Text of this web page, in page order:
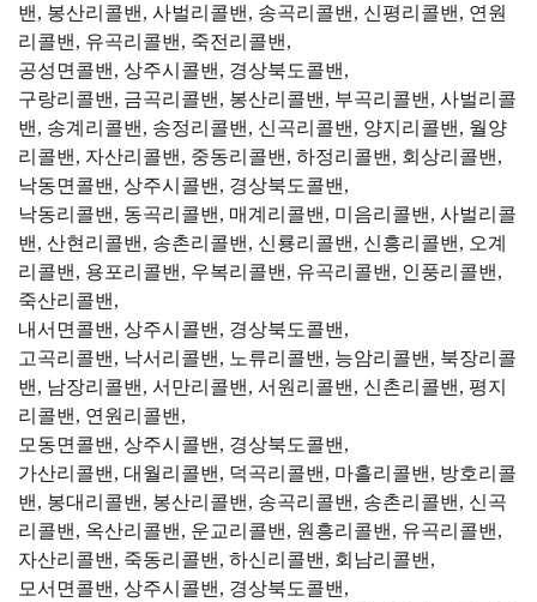
밴, 봉산리콜밴, 사벌리콜밴, 송곡리콜밴, 신평리콜밴, 연원
리콜밴, 유곡리콜밴, 죽전리콜밴,
공성면콜밴, 상주시콜밴, 경상북도콜밴,
구랑리콜밴, 금곡리콜밴, 봉산리콜밴, 부곡리콜밴, 사벌리콜
밴, 송계리콜밴, 송정리콜밴, 신곡리콜밴, 양지리콜밴, 월양
리콜밴, 자산리콜밴, 중동리콜밴, 하정리콜밴, 회상리콜밴,
낙동면콜밴, 상주시콜밴, 경상북도콜밴,
낙동리콜밴, 동곡리콜밴, 매계리콜밴, 미음리콜밴, 사벌리콜
밴, 산현리콜밴, 송촌리콜밴, 신룡리콜밴, 신흥리콜밴, 오계
리콜밴, 용포리콜밴, 우복리콜밴, 유곡리콜밴, 인풍리콜밴,
죽산리콜밴,
내서면콜밴, 상주시콜밴, 경상북도콜밴,
고곡리콜밴, 낙서리콜밴, 노류리콜밴, 능암리콜밴, 북장리콜
밴, 남장리콜밴, 서만리콜밴, 서원리콜밴, 신촌리콜밴, 평지
리콜밴, 연원리콜밴,
모동면콜밴, 상주시콜밴, 경상북도콜밴,
가산리콜밴, 대월리콜밴, 덕곡리콜밴, 마흘리콜밴, 방호리콜
밴, 봉대리콜밴, 봉산리콜밴, 송곡리콜밴, 송촌리콜밴, 신곡
리콜밴, 옥산리콜밴, 운교리콜밴, 원흥리콜밴, 유곡리콜밴,
자산리콜밴, 죽동리콜밴, 하신리콜밴, 회남리콜밴,
모서면콜밴, 상주시콜밴, 경상북도콜밴,